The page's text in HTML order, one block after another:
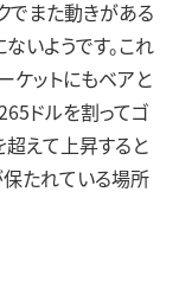
でまた動きがある
いようです。これ
ケットにもベアと
ドルを割ってゴ
えて上昇すると
保たれている場所